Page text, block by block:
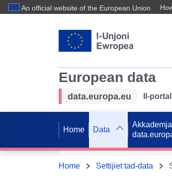
An official website of the European Union
European data
data.europa.eu Il-
Home Data
Akkademja
Home Settijiet tad-data